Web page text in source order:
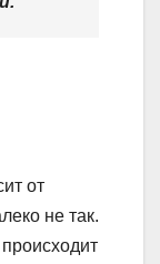
от
не так.